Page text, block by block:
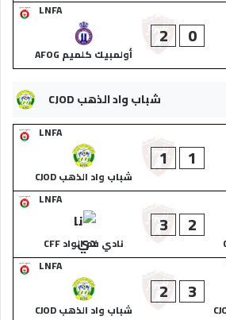
LNFA
0
2
أولمبيك كلميم AFOG
شباب واد الذهب CJOD
LNFA
1
1
شباب واد الذهب CJOD
LNFA
2
3
نادي فم الواد CFF
LNFA
3
2
شباب واد الذهب CJOD